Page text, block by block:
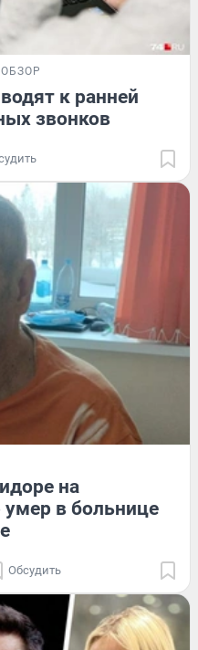
ОБЗОР
к ранней
звонков
на
умер в больнице
Обсудить